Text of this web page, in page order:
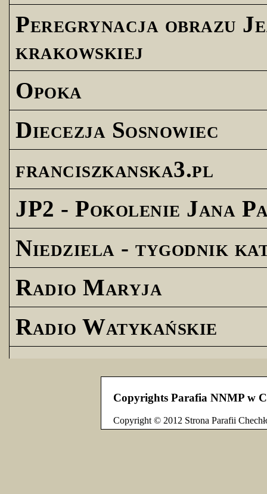
Peregrynacja obrazu
krakowskiej
Opoka
Diecezja Sosnowiec
franciszkanska3.pl
JP2 - Pokolenie Jana
Niedziela - tygodnik
Radio Maryja
Radio Watykańskie
Copyrights Parafia NNMP w
Copyright © 2012 Strona Parafii